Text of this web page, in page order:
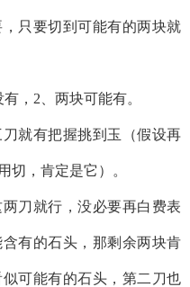
只要切到可能有的两块就
，2、两块可能有。
就有把握挑到玉（假设再
切，肯定是它）。
刀就行，没必要再白费表
有的石头，那剩余两块肯
可能有的石头，第二刀也